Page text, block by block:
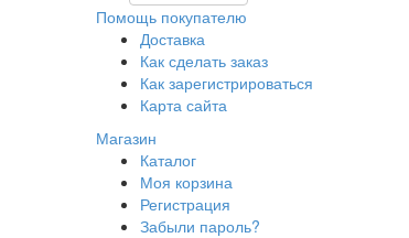
Помощь покупателю
Доставка
Как сделать заказ
Как зарегистрироваться
Карта сайта
Магазин
Каталог
Моя корзина
Регистрация
Забыли пароль?